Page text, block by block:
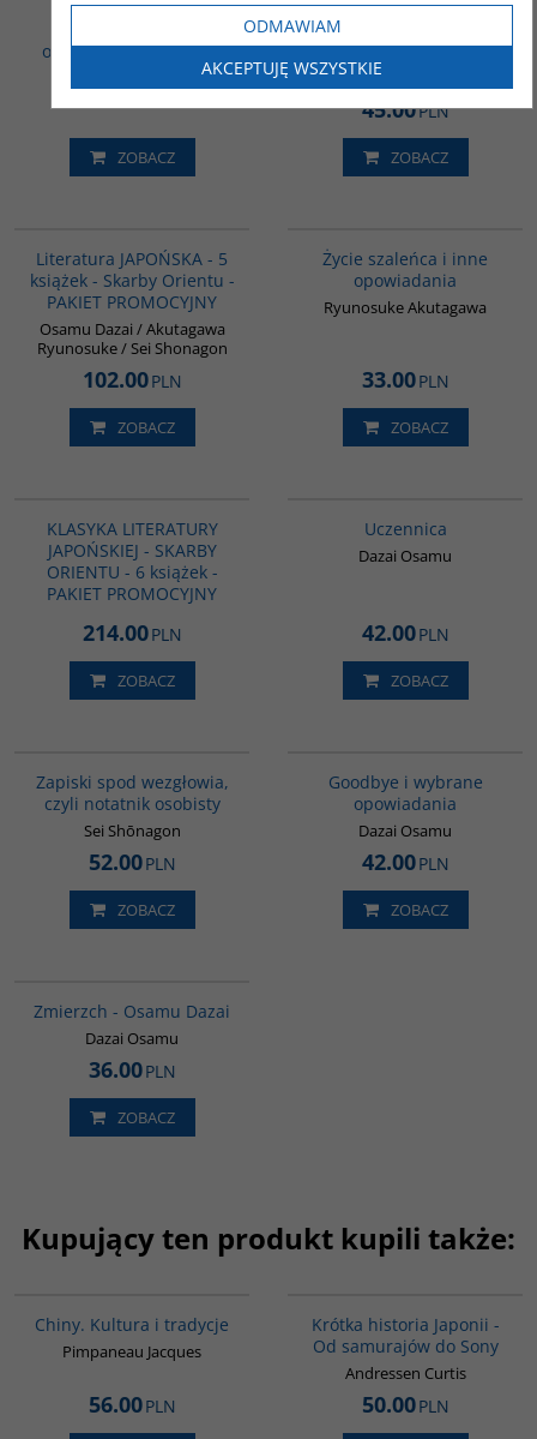
Chrestomatia
opowiadań japońskich
ZOBACZ
Otogizoshi: Księga
japońskich opowieści -
Osamu Dazai
Dazai Osamu
45.00PLN
ZOBACZ
Literatura JAPOŃSKA - 5
książek - Skarby Orientu -
PAKIET PROMOCYJNY
Osamu Dazai / Akutagawa
Ryunosuke / Sei Shonagon
102.00PLN
ZOBACZ
Życie szaleńca i inne
opowiadania
Ryunosuke Akutagawa
33.00PLN
ZOBACZ
KLASYKA LITERATURY
JAPOŃSKIEJ - SKARBY
ORIENTU - 6 książek -
PAKIET PROMOCYJNY
214.00PLN
ZOBACZ
Uczennica
Dazai Osamu
42.00PLN
ZOBACZ
Zapiski spod wezgłowia,
czyli notatnik osobisty
Sei Shōnagon
52.00PLN
ZOBACZ
Goodbye i wybrane
opowiadania
Dazai Osamu
42.00PLN
ZOBACZ
Zmierzch - Osamu Dazai
Dazai Osamu
36.00PLN
ZOBACZ
Kupujący ten produkt kupili także:
Chiny. Kultura i tradycje
Pimpaneau Jacques
56.00PLN
Krótka historia Japonii -
Od samurajów do Sony
Andressen Curtis
50.00PLN
ODMAWIAM
AKCEPTUJĘ WSZYSTKIE